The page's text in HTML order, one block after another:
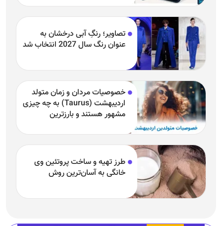
تصاویر؛ رنگِ آبی درخشان به
عنوان رنگ سال 2027 انتخاب شد
خصوصیات مردان و زمان متولد
اردیبهشت (Taurus) به چه چیزی
مشهور هستند و بارزترین
طرز تهیه و ساخت پروتئین وی
خانگی به آسان‌ترین روش